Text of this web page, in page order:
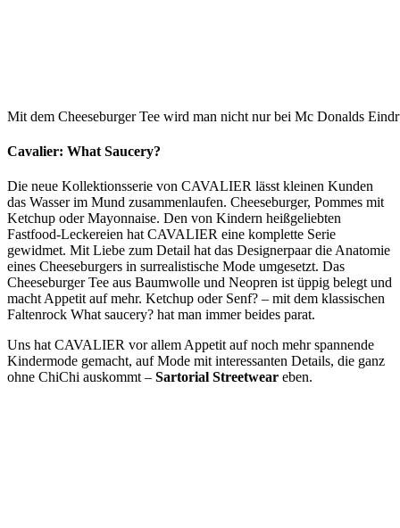
Mit dem Cheeseburger Tee wird man nicht nur bei Mc Donalds
Cavalier: What Saucery?
Die neue Kollektionsserie von CAVALIER lässt kleinen Kunden
das Wasser im Mund zusammenlaufen. Cheeseburger, Pommes mit
Ketchup oder Mayonnaise. Den von Kindern heißgeliebten
Fastfood-Leckereien hat CAVALIER eine komplette Serie
gewidmet. Mit Liebe zum Detail hat das Designerpaar die Anatomie
eines Cheeseburgers in surrealistische Mode umgesetzt. Das
Cheeseburger Tee aus Baumwolle und Neopren ist üppig belegt und
macht Appetit auf mehr. Ketchup oder Senf? – mit dem klassischen
Faltenrock What saucery? hat man immer beides parat.
Uns hat CAVALIER vor allem Appetit auf noch mehr spannende
Kindermode gemacht, auf Mode mit interessanten Details, die ganz
ohne ChiChi auskommt – Sartorial Streetwear eben.